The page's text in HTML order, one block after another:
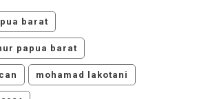
barat
papua barat
mohamad lakotani